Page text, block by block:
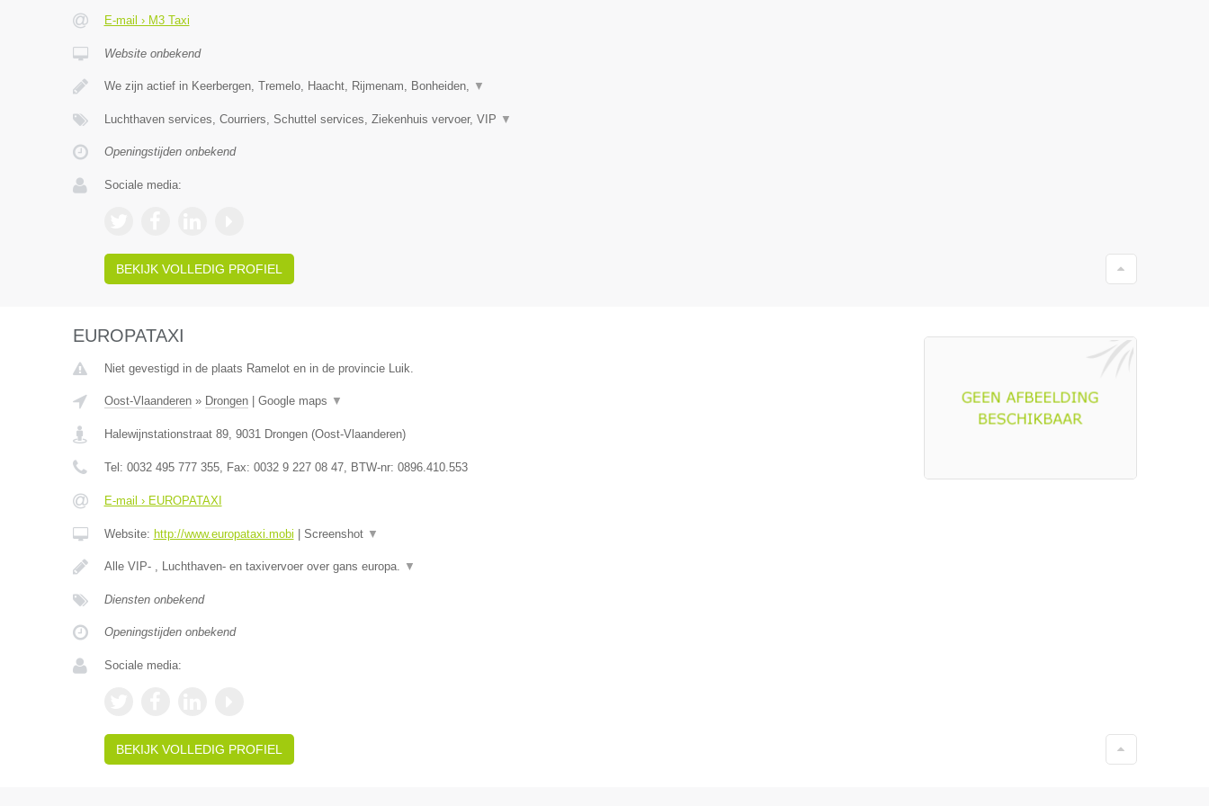
E-mail › M3 Taxi
Website onbekend
We zijn actief in Keerbergen, Tremelo, Haacht, Rijmenam, Bonheiden, ▼
Luchthaven services, Courriers, Schuttel services, Ziekenhuis vervoer, VIP ▼
Openingstijden onbekend
Sociale media:
BEKIJK VOLLEDIG PROFIEL
EUROPATAXI
Niet gevestigd in de plaats Ramelot en in de provincie Luik.
Oost-Vlaanderen» Drongen| Google maps ▼
Halewijnstationstraat 89, 9031 Drongen(Oost-Vlaanderen)
Tel: 0032 495 777 355, Fax: 0032 9 227 08 47, BTW-nr: 0896.410.553
E-mail › EUROPATAXI
Website: http://www.europataxi.mobi Screenshot ▼
Alle VIP- , Luchthaven- en taxivervoer over gans europa. ▼
Diensten onbekend
Openingstijden onbekend
Sociale media:
BEKIJK VOLLEDIG PROFIEL